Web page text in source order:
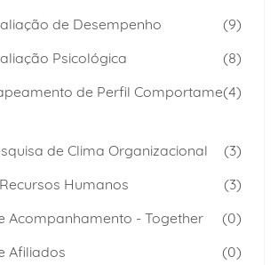
de Desempenho
(9)
Psicológica
(8)
de Perfil Comportame(4)
de Clima Organizacional
(3)
Humanos
(3)
Acompanhamento - Together
(0)
Afiliados
(0)